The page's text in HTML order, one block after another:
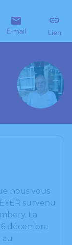
E-mail Lien
nous vous
survenu
La
décembre
au